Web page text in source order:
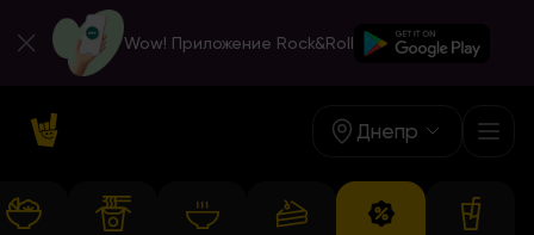
Wow! Приложение Rock&Roll
Днепр